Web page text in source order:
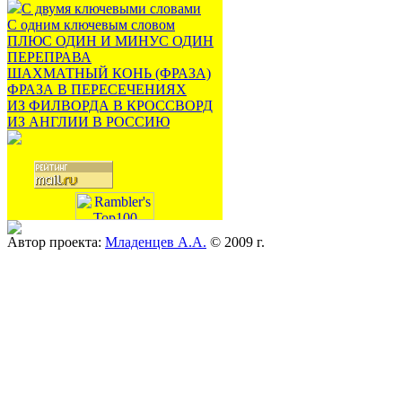
С двумя ключевыми словами
С одним ключевым словом
ПЛЮС ОДИН И МИНУС ОДИН
ПЕРЕПРАВА
ШАХМАТНЫЙ КОНЬ (ФРАЗА)
ФРАЗА В ПЕРЕСЕЧЕНИЯХ
ИЗ ФИЛВОРДА В КРОССВОРД
ИЗ АНГЛИИ В РОССИЮ
Автор проекта: Младенцев А.А. © 2009 г.